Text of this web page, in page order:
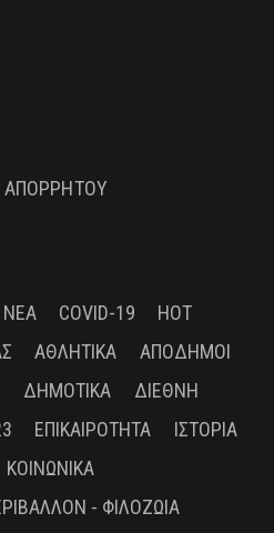
ΑΠΟΡΡΗΤΟΥ
ΝΈΑ COVID-19
HOT
ΑΘΛΗΤΙΚΆ
ΑΠΌΔΗΜΟΙ
ΔΗΜΟΤΙΚΆ
ΔΙΕΘΝΉ
ΕΠΙΚΑΙΡΌΤΗΤΑ
ΙΣΤΟΡΊΑ
ΚΟΙΝΩΝΙΚΆ
- ΦΙΛΟΖΩΊΑ